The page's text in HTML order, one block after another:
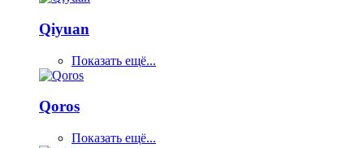
Qiyuan
Показать ещё...
Qoros
Показать ещё...